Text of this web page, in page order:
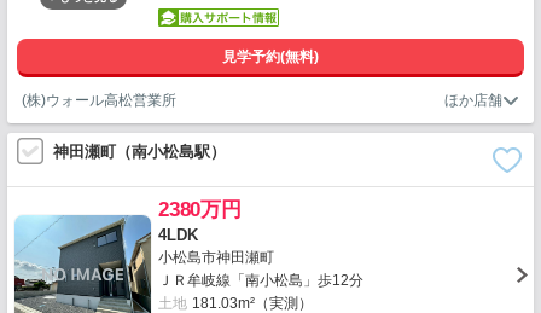
見学予約(無料)
(株)ウォール高松営業所
神田瀬町（南小松島駅）
2380万円
4LDK
小松島市神田瀬町
ＪＲ牟岐線「南小松島」歩12分
土地 181.03m²（実測）